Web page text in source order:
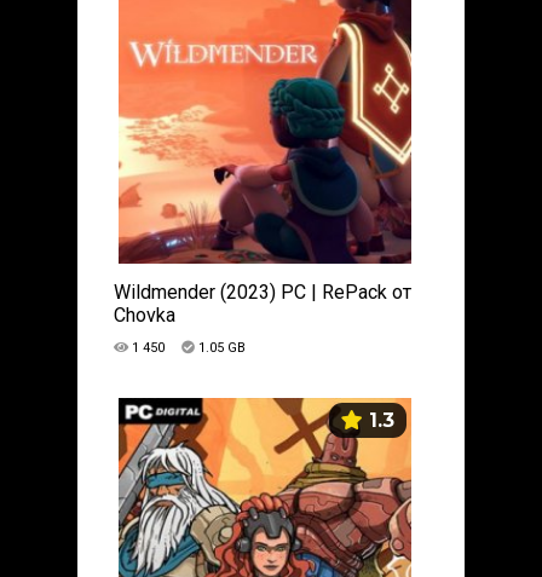
Wildmender (2023) PC | RePack от
Chovka
1 450 1.05 GB
1.3